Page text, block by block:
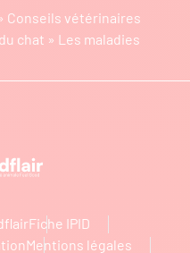
Conseils vétérinaires
chat » Les maladies
Fiche IPID
Mentions légales